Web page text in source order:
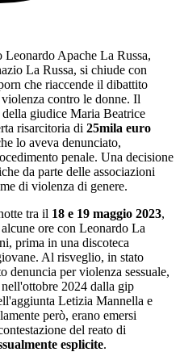
Apache La Russa,
La Russa, si chiude con
che riaccende il dibattito
contro le donne. Il
giudice Maria Beatrice
risarcitoria di 25mila euro
lo aveva denunciato,
penale. Una decisione
da parte delle associazioni
di violenza di genere.
tra il 18 e 19 maggio 2023,
ore con Leonardo La
prima in una discoteca
Al risveglio, in stato
denuncia per violenza sessuale,
nell'ottobre 2024 dalla gip
Letizia Mannella e
però, erano emersi
del reato di
esplicite.